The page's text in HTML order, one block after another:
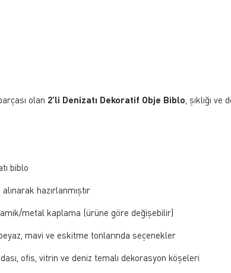
olan 2’li Denizatı Dekoratif Obje Biblo , şıklığı
biblo
hazırlanmıştır
metal kaplama (ürüne göre değişebilir)
mavi ve eskitme tonlarında seçenekler
ofis, vitrin ve deniz temalı dekorasyon köşeleri